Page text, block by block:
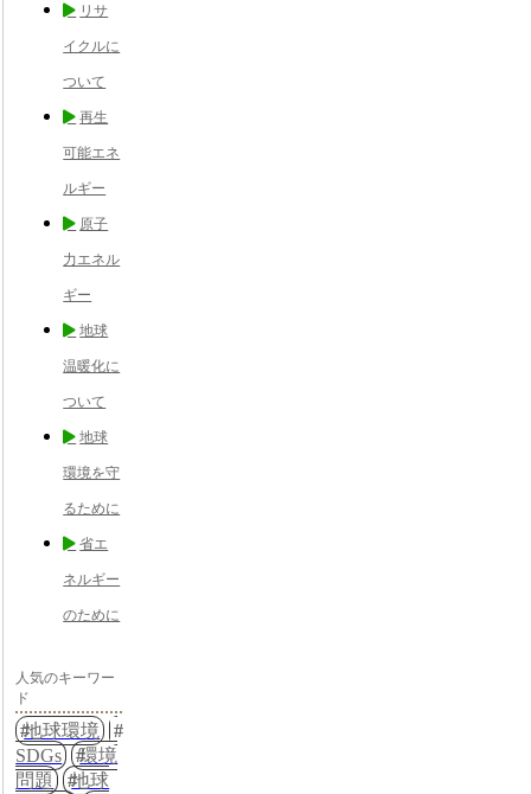
リサ
イクルに
ついて
再生
可能エネ
ルギー
原子
力エネル
ギー
地球
温暖化に
ついて
地球
環境を守
るために
省エ
ネルギー
のために
人気のキーワー
ド
地球環境
SDGs
環境
問題
地球